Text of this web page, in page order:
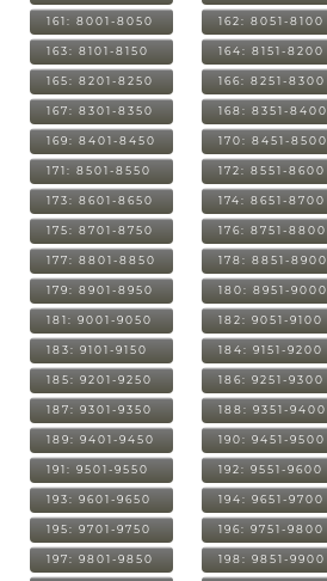
161: 8001-8050 162: 8051-8100
163: 8101-8150 164: 8151-8200
165: 8201-8250 166: 8251-8300
167: 8301-8350 168: 8351-8400
169: 8401-8450 170: 8451-8500
171: 8501-8550 172: 8551-8600
173: 8601-8650 174: 8651-8700
175: 8701-8750 176: 8751-8800
177: 8801-8850 178: 8851-8900
179: 8901-8950 180: 8951-9000
181: 9001-9050 182: 9051-9100
183: 9101-9150 184: 9151-9200
185: 9201-9250 186: 9251-9300
187: 9301-9350 188: 9351-9400
189: 9401-9450 190: 9451-9500
191: 9501-9550 192: 9551-9600
193: 9601-9650 194: 9651-9700
195: 9701-9750 196: 9751-9800
197: 9801-9850 198: 9851-9900